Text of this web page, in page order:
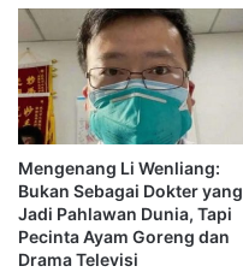
Mengenang Li Wenliang:
Bukan Sebagai Dokter yang
Jadi Pahlawan Dunia, Tapi
Pecinta Ayam Goreng dan
Drama Televisi